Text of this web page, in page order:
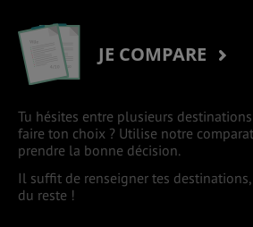
JE COMPARE
Tu hésites entre plusieurs
faire ton choix ? Utilise notre
prendre la bonne décision.
Il suffit de renseigner tes
du reste !